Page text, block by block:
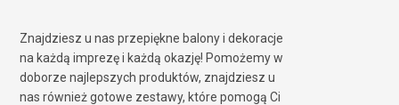
Znajdziesz u nas przepiękne balony i dekoracje
na każdą imprezę i każdą okazję! Pomożemy w
doborze najlepszych produktów, znajdziesz u
nas również gotowe zestawy, które pomogą Ci